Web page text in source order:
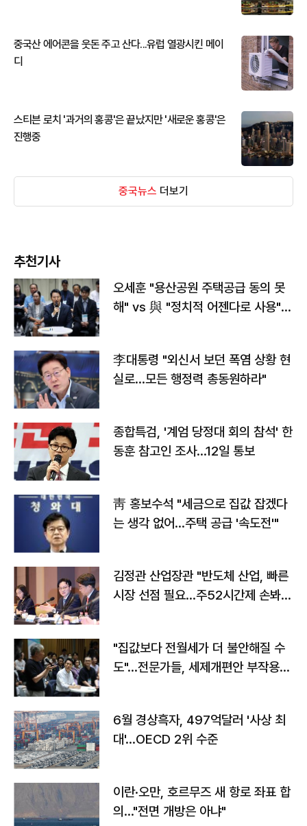
중국산 에어콘을 웃돈 주고 산다...유럽 열광시킨 메이
디
스티븐 로치 '과거의 홍콩'은 끝났지만 '새로운 홍콩'은
진행중
중국뉴스 더보기
추천기사
오세훈 "용산공원 주택공급 동의 못
해" vs 與 "정치적 어젠다로 사용"
李대통령 "외신서 보던 폭염 상황 현
실로…모든 행정력 총동원하라"
종합특검, '계엄 당정대 회의 참석' 한
동훈 참고인 조사...12일 통보
靑 홍보수석 "세금으로 집값 잡겠다
는 생각 없어…주택 공급 '속도전'"
김정관 산업장관 "반도체 산업, 빠른
시장 선점 필요…주52시간제 손봐
"집값보다 전월세가 더 불안해질 수
도"…전문가들, 세제개편안 부작용
6월 경상흑자, 497억달러 '사상 최
대'…OECD 2위 수준
이란·오만, 호르무즈 새 항로 좌표 합
의…"전면 개방은 아냐"